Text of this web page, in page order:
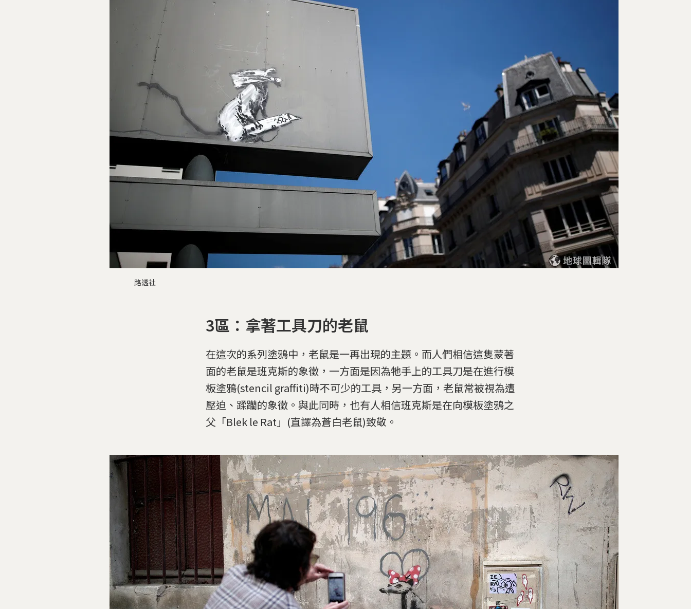
路透社
3區：拿著工具刀的老鼠
在這次的系列塗鴉中，老鼠是一再出現的主題。而人們相信這隻蒙著
面的老鼠是班克斯的象徵，一方面是因為牠手上的工具刀是在進行模
板塗鴉(stencil graffiti)時不可少的工具，另一方面，老鼠常被視為遭
壓迫、蹂躪的象徵。與此同時，也有人相信班克斯是在向模板塗鴉之
父「Blek le Rat」(直譯為蒼白老鼠)致敬。